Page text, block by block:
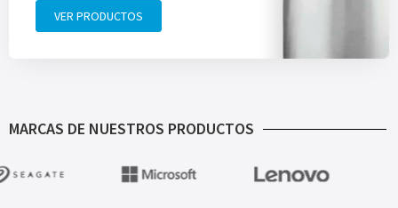
VER PRODUCTOS
MARCAS DE NUESTROS PRODUCTOS